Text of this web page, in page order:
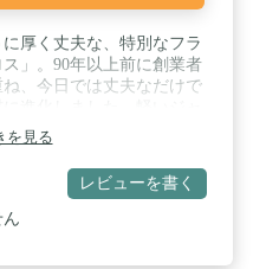
に厚く丈夫な、特別なフラ
」。90年以上前に創業者
、今日では丈夫なだけで
活躍するプラッド柄のシ
ィット】 全体にゆったり
ケア方法】 綿100%製、
最も定評あるポルトガル
夫なだけでなく暖かくソ
を見る
レビューを書く